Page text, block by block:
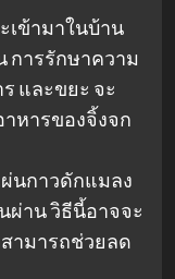
เข้ามาในบ้าน
การรักษาความ
และขยะ จะ
หารของจิ้งจก
นกาวดักแมลง
ผ่าน วิธีนี้อาจจะ
ามารถช่วยลด